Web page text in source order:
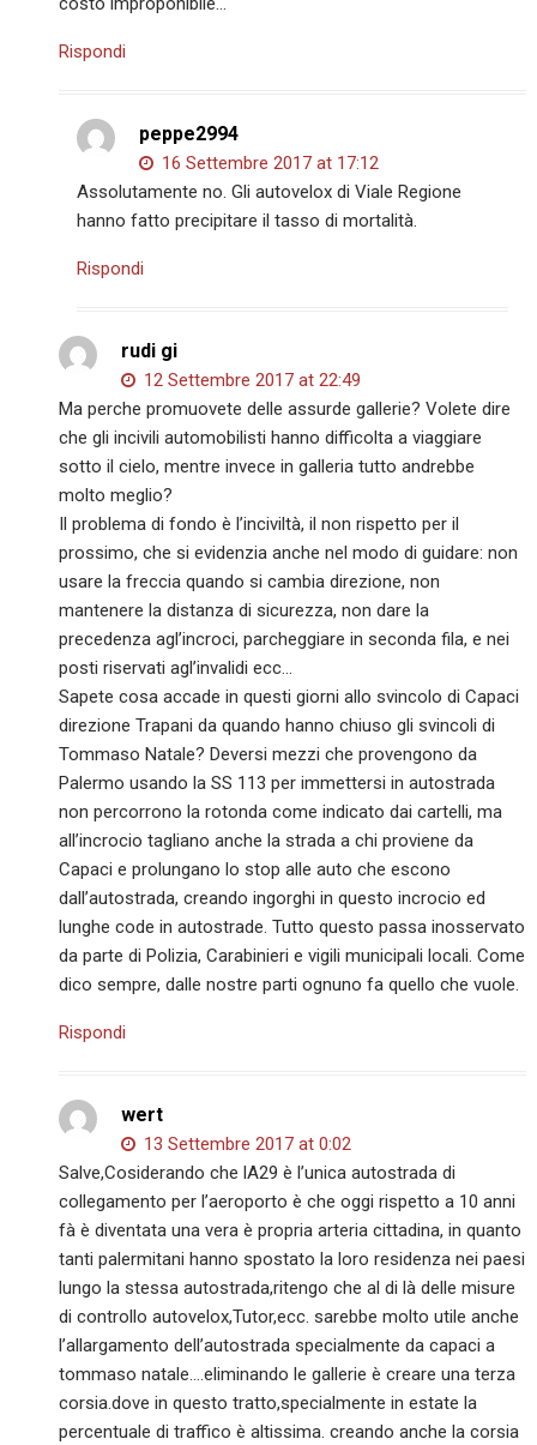
Rispondi
peppe2994
16 Settembre 2017 at 17:12
Assolutamente no. Gli autovelox di Viale Regione
hanno fatto precipitare il tasso di mortalità.
Rispondi
rudi gi
12 Settembre 2017 at 22:49
Ma perche promuovete delle assurde gallerie? Volete dire
che gli incivili automobilisti hanno difficolta a viaggiare
sotto il cielo, mentre invece in galleria tutto andrebbe
molto meglio?
Il problema di fondo è l’inciviltà, il non rispetto per il
prossimo, che si evidenzia anche nel modo di guidare: non
usare la freccia quando si cambia direzione, non
mantenere la distanza di sicurezza, non dare la
precedenza agl’incroci, parcheggiare in seconda fila, e nei
posti riservati agl’invalidi ecc…
Sapete cosa accade in questi giorni allo svincolo di Capaci
direzione Trapani da quando hanno chiuso gli svincoli di
Tommaso Natale? Deversi mezzi che provengono da
Palermo usando la SS 113 per immettersi in autostrada
non percorrono la rotonda come indicato dai cartelli, ma
all’incrocio tagliano anche la strada a chi proviene da
Capaci e prolungano lo stop alle auto che escono
dall’autostrada, creando ingorghi in questo incrocio ed
lunghe code in autostrade. Tutto questo passa inosservato
da parte di Polizia, Carabinieri e vigili municipali locali. Come
dico sempre, dalle nostre parti ognuno fa quello che vuole.
Rispondi
wert
13 Settembre 2017 at 0:02
Salve,Cosiderando che lA29 è l’unica autostrada di
collegamento per l’aeroporto è che oggi rispetto a 10 anni
fà è diventata una vera è propria arteria cittadina, in quanto
tanti palermitani hanno spostato la loro residenza nei paesi
lungo la stessa autostrada,ritengo che al di là delle misure
di controllo autovelox,Tutor,ecc. sarebbe molto utile anche
l’allargamento dell’autostrada specialmente da capaci a
tommaso natale….eliminando le gallerie è creare una terza
corsia.dove in questo tratto,specialmente in estate la
percentuale di traffico è altissima. creando anche la corsia